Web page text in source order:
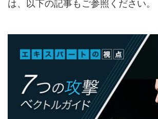
は、以下の記事もご参照ください。